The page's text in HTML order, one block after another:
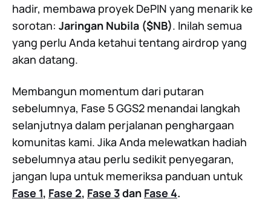
hadir, membawa proyek DePIN yang menarik ke
sorotan: Jaringan Nubila ($NB). Inilah semua
yang perlu Anda ketahui tentang airdrop yang
akan datang.
Membangun momentum dari putaran
sebelumnya, Fase 5 GGS2 menandai langkah
selanjutnya dalam perjalanan penghargaan
komunitas kami. Jika Anda melewatkan hadiah
sebelumnya atau perlu sedikit penyegaran,
jangan lupa untuk memeriksa panduan untuk
Fase 1, Fase 2, Fase 3dan Fase 4.